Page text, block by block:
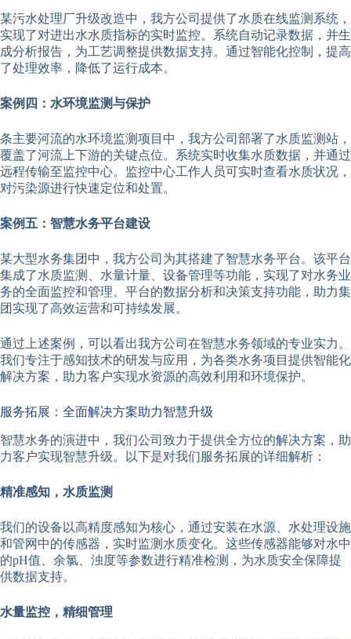
某污水处理厂升级改造中，我方公司提供了水质在线监测系统，
实现了对进出水水质指标的实时监控。系统自动记录数据，并生
成分析报告，为工艺调整提供数据支持。通过智能化控制，提高
了处理效率，降低了运行成本。
案例四：水环境监测与保护
条主要河流的水环境监测项目中，我方公司部署了水质监测站，
覆盖了河流上下游的关键点位。系统实时收集水质数据，并通过
远程传输至监控中心。监控中心工作人员可实时查看水质状况，
对污染源进行快速定位和处置。
案例五：智慧水务平台建设
某大型水务集团中，我方公司为其搭建了智慧水务平台。该平台
集成了水质监测、水量计量、设备管理等功能，实现了对水务业
务的全面监控和管理。平台的数据分析和决策支持功能，助力集
团实现了高效运营和可持续发展。
通过上述案例，可以看出我方公司在智慧水务领域的专业实力。
我们专注于感知技术的研发与应用，为各类水务项目提供智能化
解决方案，助力客户实现水资源的高效利用和环境保护。
服务拓展：全面解决方案助力智慧升级
智慧水务的演进中，我们公司致力于提供全方位的解决方案，助
力客户实现智慧升级。以下是对我们服务拓展的详细解析：
精准感知，水质监测
我们的设备以高精度感知为核心，通过安装在水源、水处理设施
和管网中的传感器，实时监测水质变化。这些传感器能够对水中
的pH值、余氯、浊度等参数进行精准检测，为水质安全保障提
供数据支持。
水量监控，精细管理